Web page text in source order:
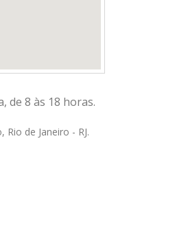
de 8 às 18 horas.
de Janeiro - RJ.